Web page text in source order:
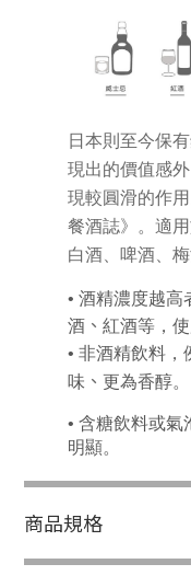
日本則至今保
現出的價值感
現較圓滑的作用
餐酒誌》。 適
白酒、啤酒、
• 酒精濃度越高
酒 、 紅酒等，
• 非酒精飲料
味 、 更為香醇。
• 含糖飲料或
明顯。
商品規格